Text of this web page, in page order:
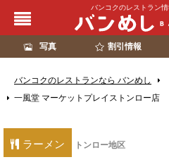
バンコクのレストラン
写真 割引情報
バンコクのレストランなら バンめし
一風堂 マーケットプレイストンロー店
ラーメン トンロー地区